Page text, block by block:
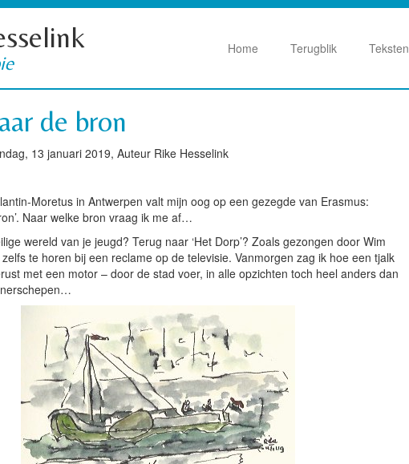
Home Terugblik Teksten
de bron
13 januari 2019, Auteur Rike Hesselink
Moretus in Antwerpen valt mijn oog op een gezegde van Erasmus:
Naar welke bron vraag ik me af…
wereld van je jeugd? Terug naar ‘Het Dorp’? Zoals gezongen door Wim
te horen bij een reclame op de televisie. Vanmorgen zag ik hoe een tjalk
met een motor – door de stad voer, in alle opzichten toch heel anders dan